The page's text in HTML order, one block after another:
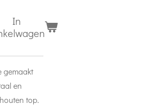
In
gemaakt
en
top.